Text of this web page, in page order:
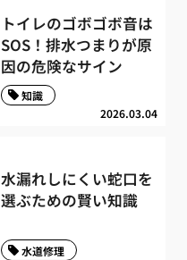
トイレのゴボゴボ音は
SOS！排水つまりが原
因の危険なサイン
2026.03.04
知識
水漏れしにくい蛇口を
選ぶための賢い知識
水道修理